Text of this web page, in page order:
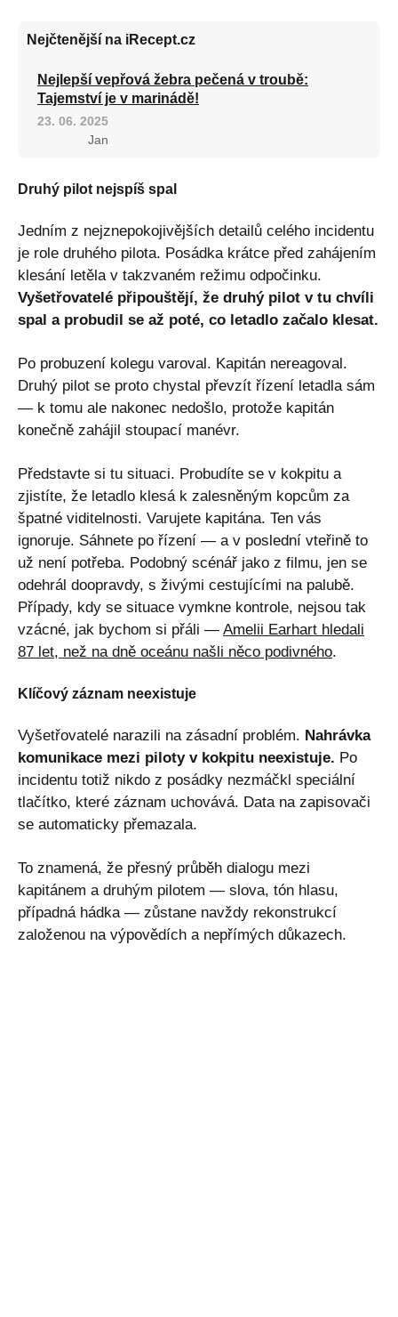
Nejčtenější na iRecept.cz
Nejlepší vepřová žebra pečená v troubě:
Tajemství je v marinádě!
23. 06. 2025
Jan
Druhý pilot nejspíš spal
Jedním z nejznepokojivějších detailů celého incidentu
je role druhého pilota. Posádka krátce před zahájením
klesání letěla v takzvaném režimu odpočinku.
Vyšetřovatelé připouštějí, že druhý pilot v tu chvíli
spal a probudil se až poté, co letadlo začalo klesat.
Po probuzení kolegu varoval. Kapitán nereagoval.
Druhý pilot se proto chystal převzít řízení letadla sám
— k tomu ale nakonec nedošlo, protože kapitán
konečně zahájil stoupací manévr.
Představte si tu situaci. Probudíte se v kokpitu a
zjistíte, že letadlo klesá k zalesněným kopcům za
špatné viditelnosti. Varujete kapitána. Ten vás
ignoruje. Sáhnete po řízení — a v poslední vteřině to
už není potřeba. Podobný scénář jako z filmu, jen se
odehrál doopravdy, s živými cestujícími na palubě.
Případy, kdy se situace vymkne kontrole, nejsou tak
vzácné, jak bychom si přáli — Amelii Earhart hledali
87 let, než na dně oceánu našli něco podivného.
Klíčový záznam neexistuje
Vyšetřovatelé narazili na zásadní problém. Nahrávka
komunikace mezi piloty v kokpitu neexistuje. Po
incidentu totiž nikdo z posádky nezmáčkl speciální
tlačítko, které záznam uchovává. Data na zapisovači
se automaticky přemazala.
To znamená, že přesný průběh dialogu mezi
kapitánem a druhým pilotem — slova, tón hlasu,
případná hádka — zůstane navždy rekonstrukcí
založenou na výpovědích a nepřímých důkazech.